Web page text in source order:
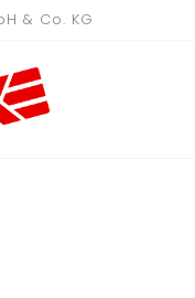
& Co. KG